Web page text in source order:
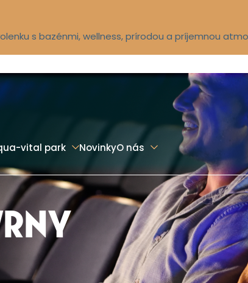
s bazénmi, wellness, prírodou a príjemnou
vital park NovinkyO nás